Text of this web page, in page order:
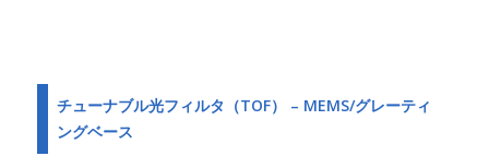
チューナブル光フィルタ（TOF） – MEMS/グレーティ
ングベース